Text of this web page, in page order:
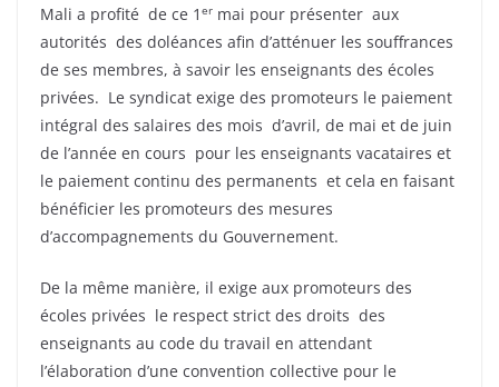
Mali a profité de ce 1 er mai pour présenter aux
autorités des doléances afin d’atténuer les souffrances
de ses membres, à savoir les enseignants des écoles
privées. Le syndicat exige des promoteurs le paiement
intégral des salaires des mois d’avril, de mai et de juin
de l’année en cours pour les enseignants vacataires et
le paiement continu des permanents et cela en faisant
bénéficier les promoteurs des mesures
d’accompagnements du Gouvernement.
De la même manière, il exige aux promoteurs des
écoles privées le respect strict des droits des
enseignants au code du travail en attendant
l’élaboration d’une convention collective pour le